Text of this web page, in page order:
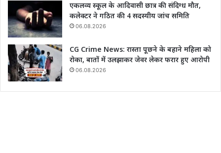
एकलव्य स्कूल के आदिवासी छात्र की संदिग्ध मौत,
कलेक्टर ने गठित की 4 सदस्यीय जांच समिति
06.08.2026
CG Crime News: रास्ता पूछने के बहाने महिला को
रोका, बातों में उलझाकर जेवर लेकर फरार हुए आरोपी
06.08.2026